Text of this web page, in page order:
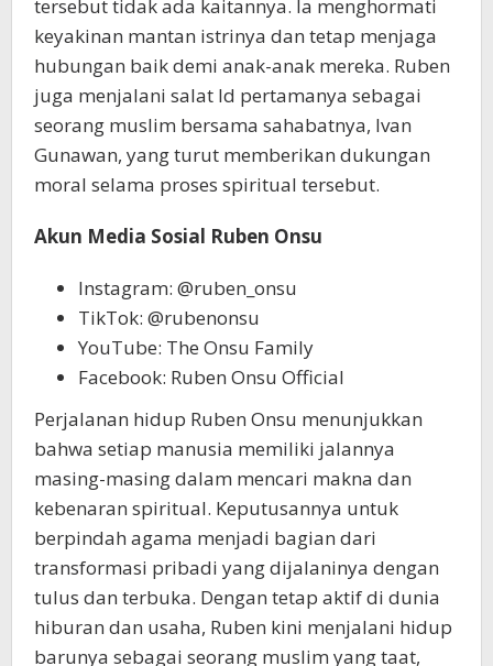
tersebut tidak ada kaitannya. Ia menghormati
keyakinan mantan istrinya dan tetap menjaga
hubungan baik demi anak-anak mereka. Ruben
juga menjalani salat Id pertamanya sebagai
seorang muslim bersama sahabatnya, Ivan
Gunawan, yang turut memberikan dukungan
moral selama proses spiritual tersebut.
Akun Media Sosial Ruben Onsu
Instagram: @ruben_onsu
TikTok: @rubenonsu
YouTube: The Onsu Family
Facebook: Ruben Onsu Official
Perjalanan hidup Ruben Onsu menunjukkan
bahwa setiap manusia memiliki jalannya
masing-masing dalam mencari makna dan
kebenaran spiritual. Keputusannya untuk
berpindah agama menjadi bagian dari
transformasi pribadi yang dijalaninya dengan
tulus dan terbuka. Dengan tetap aktif di dunia
hiburan dan usaha, Ruben kini menjalani hidup
barunya sebagai seorang muslim yang taat,